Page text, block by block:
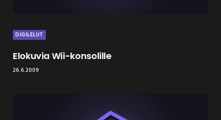
DIGILELUT
Elokuvia Wii-konsolille
26.6.2009